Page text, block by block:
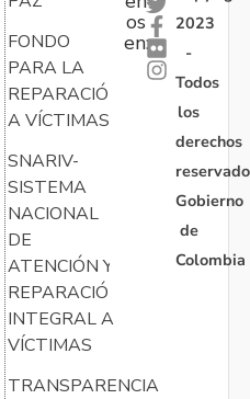
FONDO
PARA LA
REPARACIÓN
A VÍCTIMAS
SNARIV-
SISTEMA
NACIONAL
DE
ATENCIÓN Y
REPARACIÓN
INTEGRAL A
VÍCTIMAS
TRANSPARENCIA
os
en:
2023
-
Todos
los
derechos
Gobierno
de
Colombia